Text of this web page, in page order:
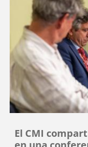
El CMI